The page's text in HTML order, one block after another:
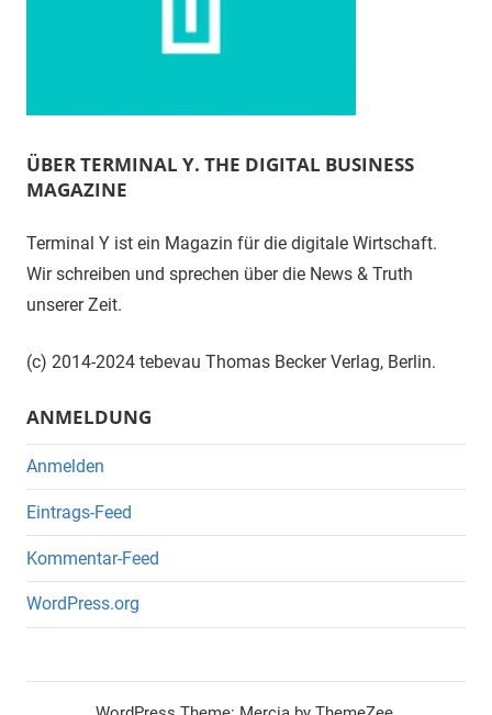
ÜBER TERMINAL Y. THE DIGITAL BUSINESS
MAGAZINE
Terminal Y ist ein Magazin für die digitale Wirtschaft.
Wir schreiben und sprechen über die News & Truth
unserer Zeit.
(c) 2014-2024 tebevau Thomas Becker Verlag, Berlin.
ANMELDUNG
Anmelden
Eintrags-Feed
Kommentar-Feed
WordPress.org